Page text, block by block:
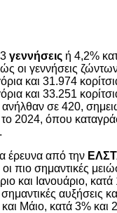
γεννήσεις ή 4,2%
οι γεννήσεις
και 31.974
και 33.251
ανήλθαν σε 420,
2024, όπου
έρευνα από την
πιο σημαντικές
και Ιανουάριο,
αυξήσεις
Μάιο, κατά 3% και